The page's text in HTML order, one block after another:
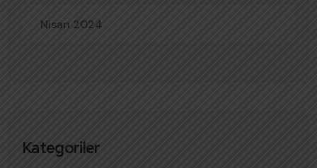
Nisan 2024
Kategoriler